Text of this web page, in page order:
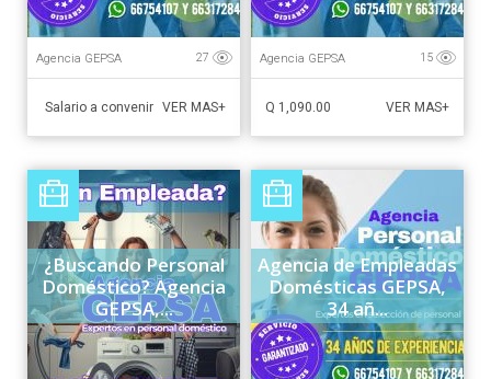
Agencia GEPSA 27
Salario a convenir VER MAS+
Agencia GEPSA 15
Q 1,090.00 VER MAS+
¿Buscando Personal
Doméstico? Agencia
GEPSA,...
Agencia de Empleadas
Domésticas GEPSA,
34 añ...